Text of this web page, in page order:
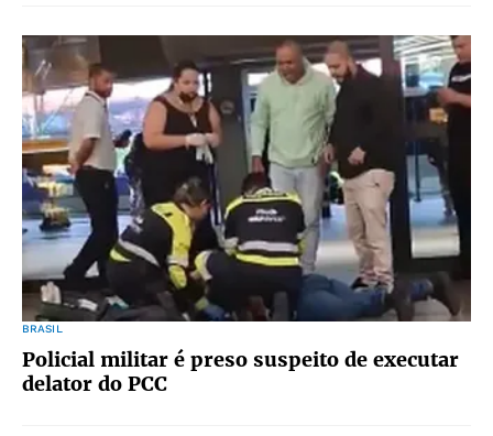
BRASIL
Policial militar é preso suspeito de executar
delator do PCC